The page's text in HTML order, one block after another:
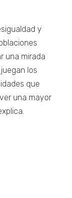
y
una mirada
los
que
una mayor